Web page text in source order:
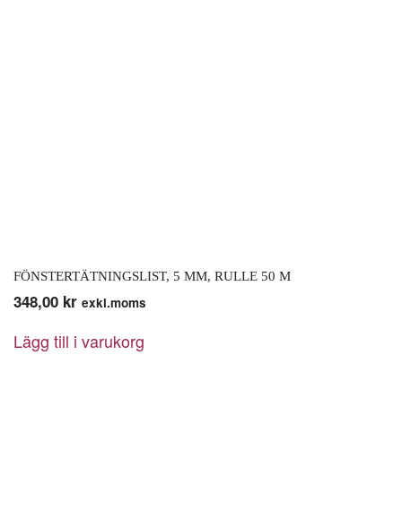
FÖNSTERTÄTNINGSLIST, 5 MM, RULLE 50 M
348,00 kr exkl.moms
Lägg till i varukorg